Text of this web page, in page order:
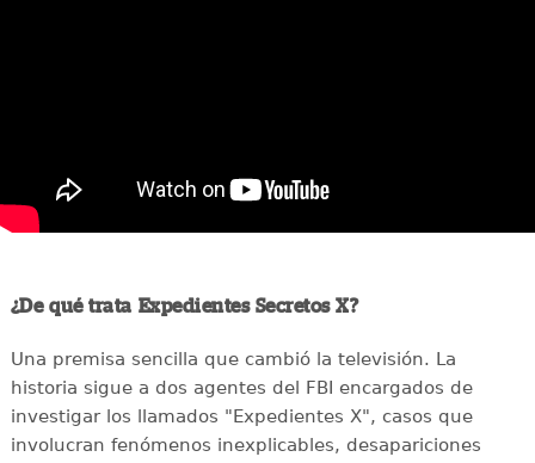
¿De qué trata Expedientes Secretos X?
Una premisa sencilla que cambió la televisión. La
historia sigue a dos agentes del FBI encargados de
investigar los llamados "Expedientes X", casos que
involucran fenómenos inexplicables, desapariciones